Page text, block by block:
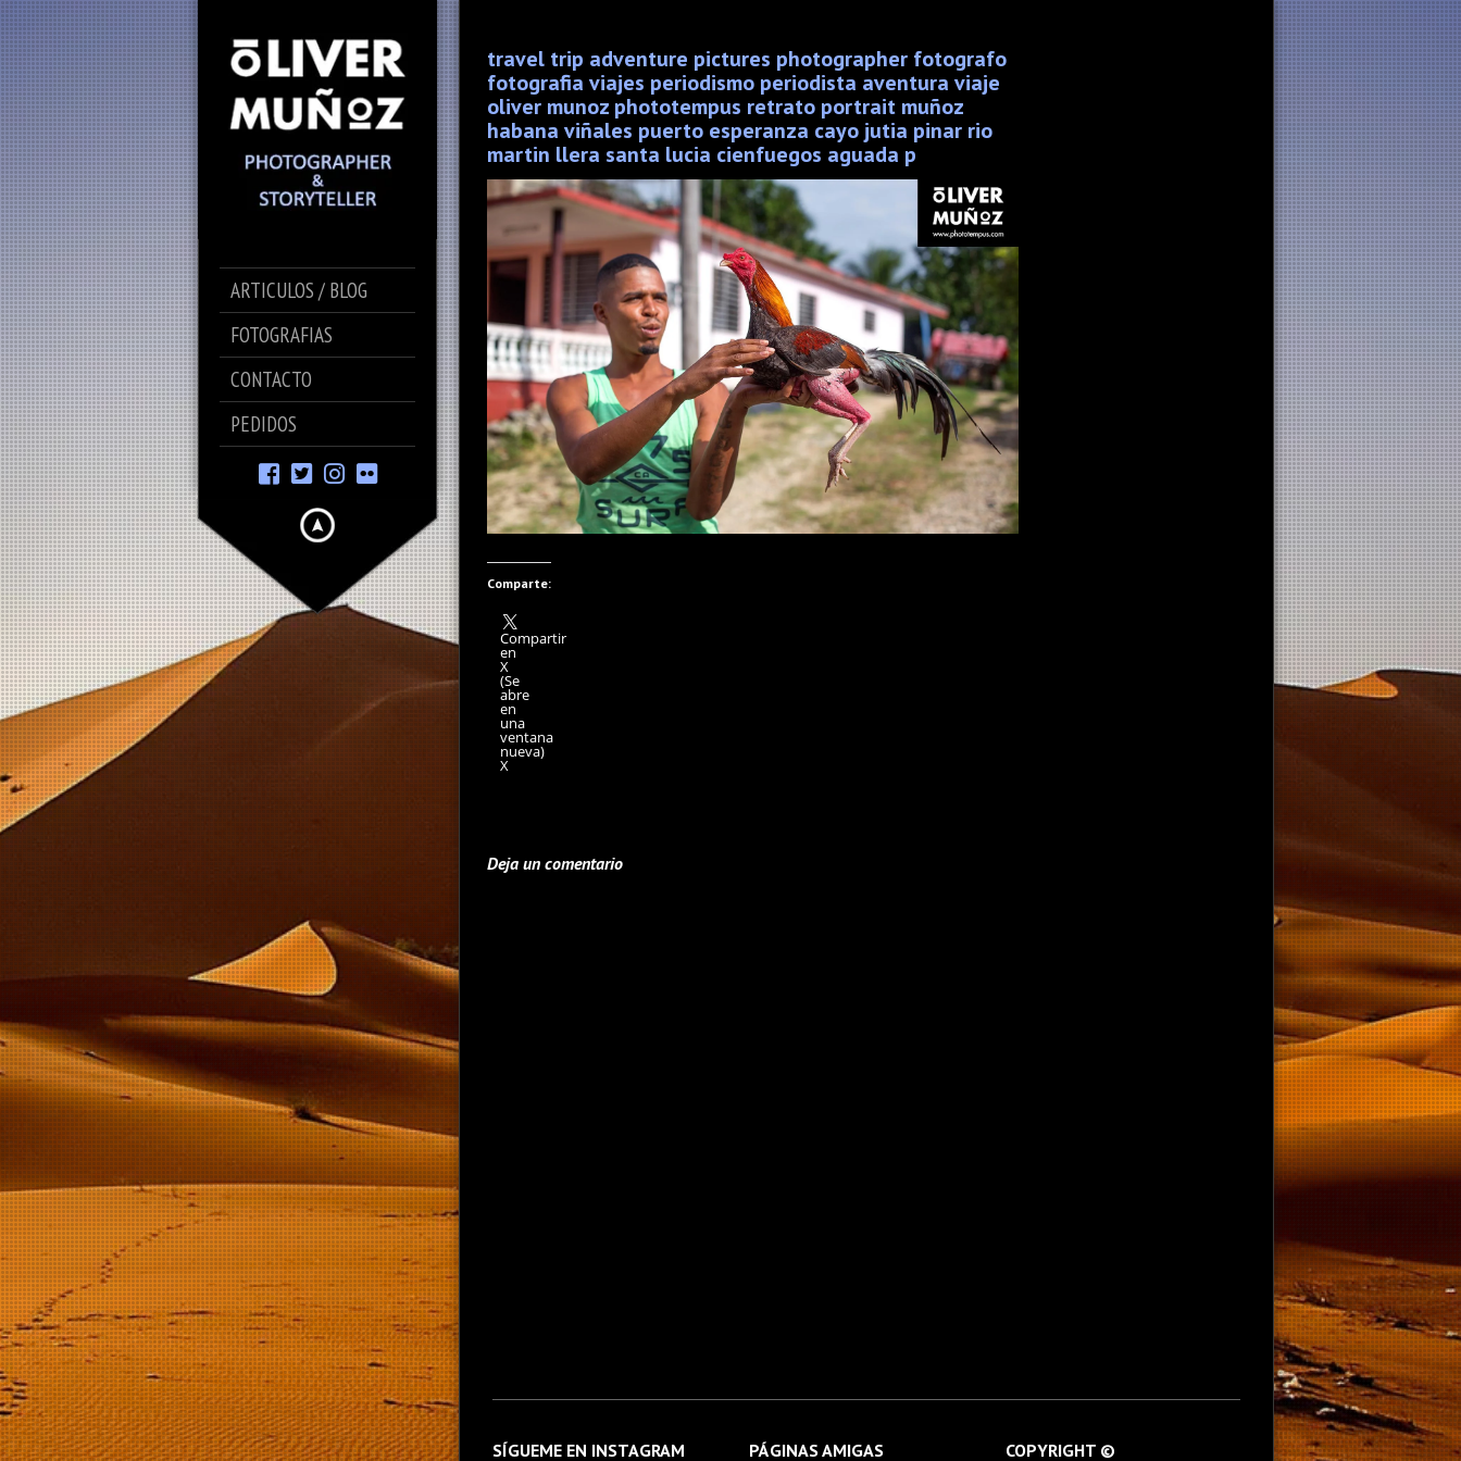
ARTICULOS / BLOG
FOTOGRAFIAS
CONTACTO
PEDIDOS
travel trip adventure pictures photographer fotografo
fotografia viajes periodismo periodista aventura viaje
oliver munoz phototempus retrato portrait muñoz
habana viñales puerto esperanza cayo jutia pinar rio
martin llera santa lucia cienfuegos aguada p
Comparte:
Compartir
en
X
(Se
abre
en
una
ventana
nueva)
X
Deja un comentario
SÍGUEME EN INSTAGRAM PÁGINAS AMIGAS COPYRIGHT ©